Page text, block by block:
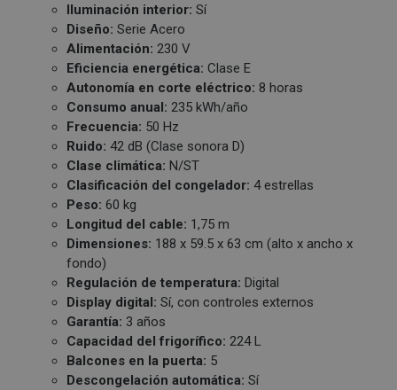
Iluminación interior: Sí
Diseño: Serie Acero
Alimentación: 230 V
Eficiencia energética: Clase E
Autonomía en corte eléctrico: 8 horas
Consumo anual: 235 kWh/año
Frecuencia: 50 Hz
Ruido: 42 dB (Clase sonora D)
Clase climática: N/ST
Clasificación del congelador: 4 estrellas
Peso: 60 kg
Longitud del cable: 1,75 m
Dimensiones: 188 x 59.5 x 63 cm (alto x ancho x
fondo)
Regulación de temperatura: Digital
Display digital: Sí, con controles externos
Garantía: 3 años
Capacidad del frigorífico: 224 L
Balcones en la puerta: 5
Descongelación automática: Sí